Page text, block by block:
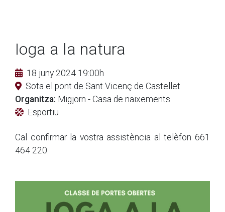
Ioga a la natura
18 juny 2024 19:00h
Sota el pont de Sant Vicenç de Castellet
Organitza: Migjorn - Casa de naixements
Esportiu
Cal confirmar la vostra assistència al telèfon 661
464 220.